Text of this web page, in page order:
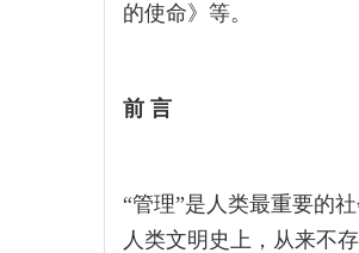
的使命》等。
前 言
“管理”是人类最重要的
人类文明史上，从来不